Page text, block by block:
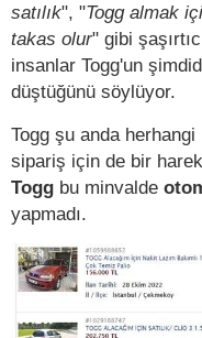
satılık", "Togg almak
takas olur" gibi
insanlar Togg'un
düştüğünü söylüyor.
Togg şu anda herhangi
sipariş için de bir
Togg bu minvalde
yapmadı.